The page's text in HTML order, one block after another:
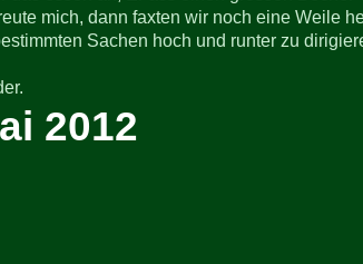
mich, dann faxten wir noch eine Weile
Sachen hoch und runter zu
2012